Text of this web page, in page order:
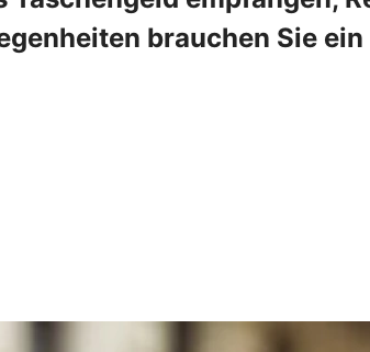
brauchen Sie